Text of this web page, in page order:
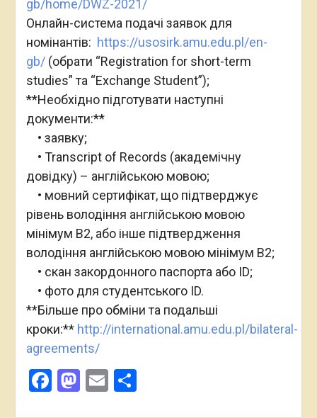
gb/home/DWZ-2021/
Онлайн-система подачі заявок для
номінантів: https://usosirk.amu.edu.pl/en-
gb/(обрати “Registration for short-term
studies” та “Exchange Student”);
**Необхідно підготувати наступні
документи:**
• заявку;
• Transcript of Records (академічну
довідку) – англійською мовою;
• мовний сертифікат, що підтверджує
рівень володіння англійською мовою
мінімум B2, або інше підтвердження
володіння англійською мовою мінімум B2;
• скан закордонного паспорта або ID;
• фото для студентського ID.
**Більше про обміни та подальші
кроки:** http://international.amu.edu.pl/bilateral-
agreements/
Facebook
Mastodon
EmailПоділитися